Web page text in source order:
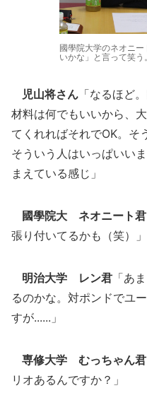
國學院大学のネオニ
いかな」と言って笑う。
児山将さん 「なるほど
材料は何でもいいから、
てくれればそれでOK。そ
そういう人はいっぱいい
まえている感じ」
國學院大 ネオニート君
張り付いてるかも（笑）」
明治大学 レン君 「あ
るのかな。対ポンドでユ
すが......」
専修大学 むっちゃん君
リオあるんですか？」